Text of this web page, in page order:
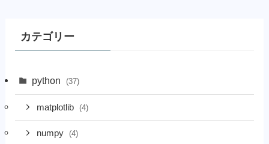
カテゴリー
python (37)
matplotlib (4)
numpy (4)